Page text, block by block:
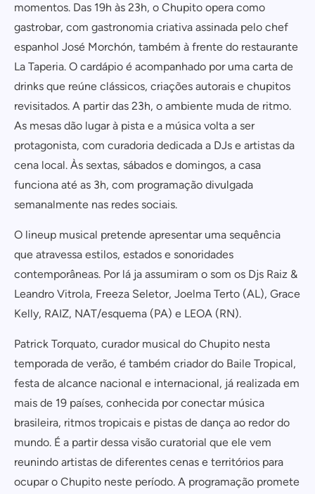
momentos. Das 19h às 23h, o Chupito opera como
gastrobar, com gastronomia criativa assinada pelo chef
espanhol José Morchón, também à frente do restaurante
La Taperia. O cardápio é acompanhado por uma carta de
drinks que reúne clássicos, criações autorais e chupitos
revisitados. A partir das 23h, o ambiente muda de ritmo.
As mesas dão lugar à pista e a música volta a ser
protagonista, com curadoria dedicada a DJs e artistas da
cena local. Às sextas, sábados e domingos, a casa
funciona até as 3h, com programação divulgada
semanalmente nas redes sociais.
O lineup musical pretende apresentar uma sequência
que atravessa estilos, estados e sonoridades
contemporâneas. Por lá ja assumiram o som os Djs Raiz &
Leandro Vitrola, Freeza Seletor, Joelma Terto (AL), Grace
Kelly, RAIZ, NAT/esquema (PA) e LEOA (RN).
Patrick Torquato, curador musical do Chupito nesta
temporada de verão, é também criador do Baile Tropical,
festa de alcance nacional e internacional, já realizada em
mais de 19 países, conhecida por conectar música
brasileira, ritmos tropicais e pistas de dança ao redor do
mundo. É a partir dessa visão curatorial que ele vem
reunindo artistas de diferentes cenas e territórios para
ocupar o Chupito neste período. A programação promete